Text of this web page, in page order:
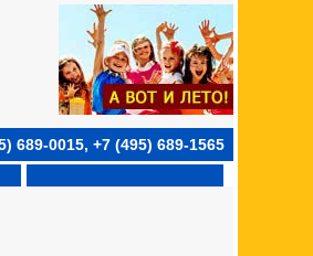
689-0015, +7 (495) 689-1565